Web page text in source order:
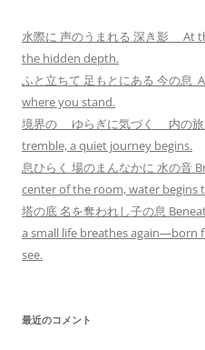
水際に 声のうまれる 深き影 At
the hidden depth.
ふと立ちて 足もとにある 今の息
where you stand.
境界の ゆらぎに気づく 内の
tremble, a quiet journey begins.
息ひらく 場のまんなかに 水の音
center of the room, water begins
塔の底 名を奪われし子の息
a small life breathes again—born
see.
最近のコメント